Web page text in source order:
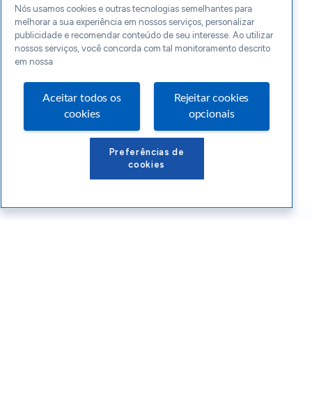
Nós usamos cookies e outras tecnologias semelhantes para
melhorar a sua experiência em nossos serviços, personalizar
publicidade e recomendar conteúdo de seu interesse. Ao utilizar
nossos serviços, você concorda com tal monitoramento descrito
em nossa
Aceitar todos os
cookies
Rejeitar cookies
opcionais
Preferências de
cookies